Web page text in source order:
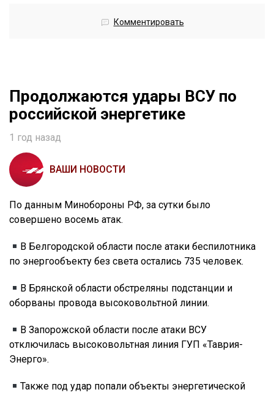
Комментировать
Продолжаются удары ВСУ по
российской энергетике
1 год назад
ВАШИ НОВОСТИ
По данным Минобороны РФ, за сутки было
совершено восемь атак.
В Белгородской области после атаки беспилотника
по энергообъекту без света остались 735 человек.
В Брянской области обстреляны подстанции и
оборваны провода высоковольтной линии.
В Запорожской области после атаки ВСУ
отключилась высоковольтная линия ГУП «Таврия-
Энерго».
Также под удар попали объекты энергетической